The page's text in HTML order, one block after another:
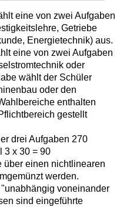
eine von zwei Aufgaben
Getriebe
Energietechnik) aus.
eine von zwei Aufgaben
oder
wählt der Schüler
oder den
enthalten
gestellt
drei Aufgaben 270
3 x 30 = 90
über einen nichtlinearen
werden.
voneinander
sind eingeführte